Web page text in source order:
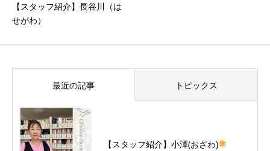
【スタッフ紹介】長谷川（は
せがわ）
最近の記事 トピックス
【スタッフ紹介】小澤(おざわ)